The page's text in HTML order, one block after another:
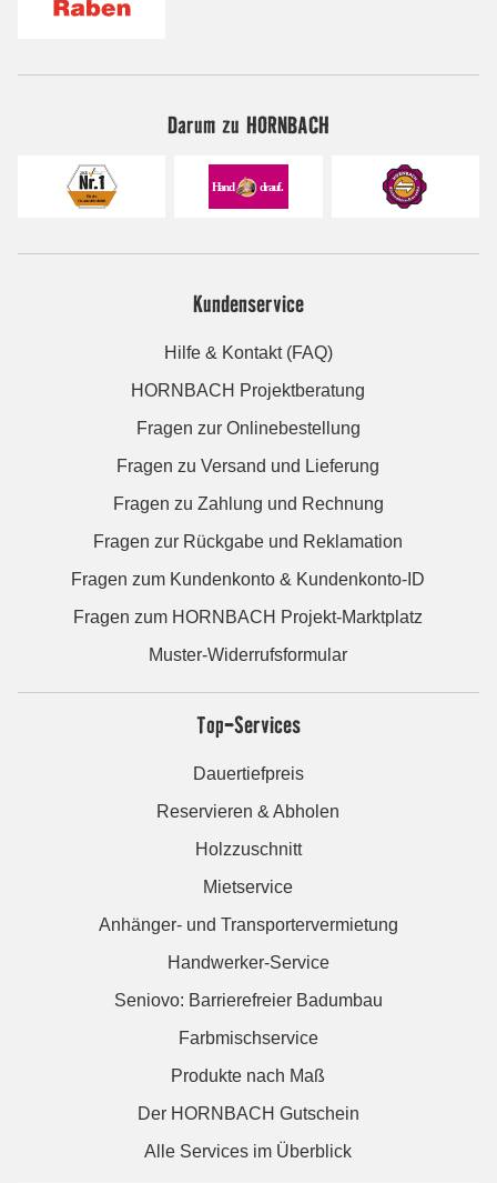
Darum zu HORNBACH
Kundenservice
Hilfe & Kontakt (FAQ)
HORNBACH Projektberatung
Fragen zur Onlinebestellung
Fragen zu Versand und Lieferung
Fragen zu Zahlung und Rechnung
Fragen zur Rückgabe und Reklamation
Fragen zum Kundenkonto & Kundenkonto-ID
Fragen zum HORNBACH Projekt-Marktplatz
Muster-Widerrufsformular
Top-Services
Dauertiefpreis
Reservieren & Abholen
Holzzuschnitt
Mietservice
Anhänger- und Transportervermietung
Handwerker-Service
Seniovo: Barrierefreier Badumbau
Farbmischservice
Produkte nach Maß
Der HORNBACH Gutschein
Alle Services im Überblick